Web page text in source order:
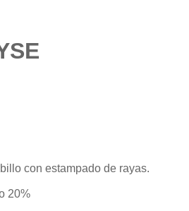
con estampado de rayas.
20%